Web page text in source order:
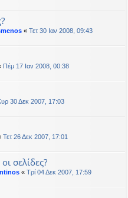
« Τετ 30 Ιαν 2008, 09:43
Πέμ 17 Ιαν 2008, 00:38
30 Δεκ 2007, 17:03
Τετ 26 Δεκ 2007, 17:01
σελίδες?
« Τρί 04 Δεκ 2007, 17:59